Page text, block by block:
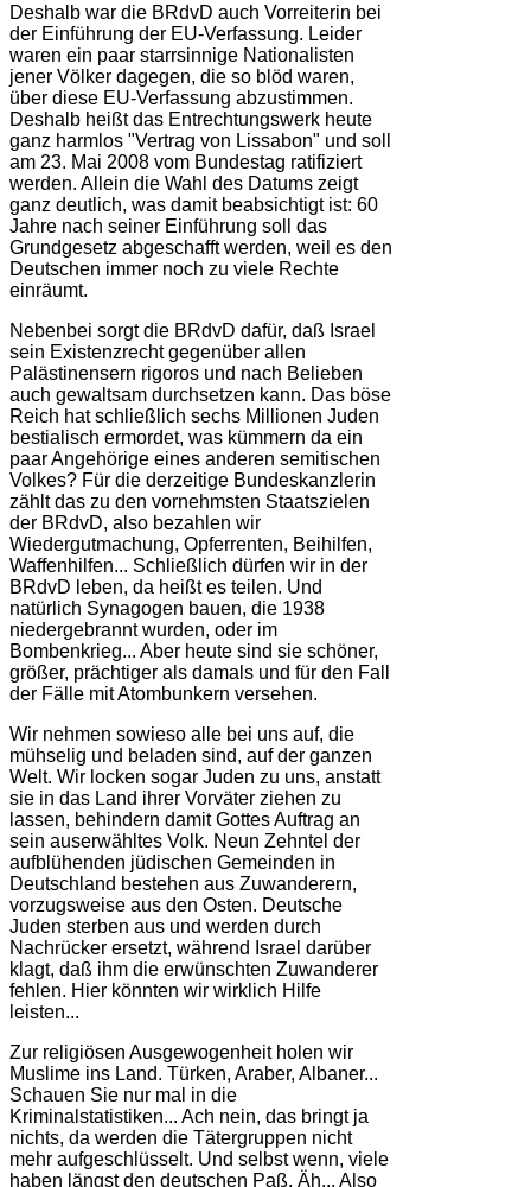
Deshalb war die BRdvD auch Vorreiterin bei
der Einführung der EU-Verfassung. Leider
waren ein paar starrsinnige Nationalisten
jener Völker dagegen, die so blöd waren,
über diese EU-Verfassung abzustimmen.
Deshalb heißt das Entrechtungswerk heute
ganz harmlos "Vertrag von Lissabon" und soll
am 23. Mai 2008 vom Bundestag ratifiziert
werden. Allein die Wahl des Datums zeigt
ganz deutlich, was damit beabsichtigt ist: 60
Jahre nach seiner Einführung soll das
Grundgesetz abgeschafft werden, weil es den
Deutschen immer noch zu viele Rechte
einräumt.
Nebenbei sorgt die BRdvD dafür, daß Israel
sein Existenzrecht gegenüber allen
Palästinensern rigoros und nach Belieben
auch gewaltsam durchsetzen kann. Das böse
Reich hat schließlich sechs Millionen Juden
bestialisch ermordet, was kümmern da ein
paar Angehörige eines anderen semitischen
Volkes? Für die derzeitige Bundeskanzlerin
zählt das zu den vornehmsten Staatszielen
der BRdvD, also bezahlen wir
Wiedergutmachung, Opferrenten, Beihilfen,
Waffenhilfen... Schließlich dürfen wir in der
BRdvD leben, da heißt es teilen. Und
natürlich Synagogen bauen, die 1938
niedergebrannt wurden, oder im
Bombenkrieg... Aber heute sind sie schöner,
größer, prächtiger als damals und für den Fall
der Fälle mit Atombunkern versehen.
Wir nehmen sowieso alle bei uns auf, die
mühselig und beladen sind, auf der ganzen
Welt. Wir locken sogar Juden zu uns, anstatt
sie in das Land ihrer Vorväter ziehen zu
lassen, behindern damit Gottes Auftrag an
sein auserwähltes Volk. Neun Zehntel der
aufblühenden jüdischen Gemeinden in
Deutschland bestehen aus Zuwanderern,
vorzugsweise aus den Osten. Deutsche
Juden sterben aus und werden durch
Nachrücker ersetzt, während Israel darüber
klagt, daß ihm die erwünschten Zuwanderer
fehlen. Hier könnten wir wirklich Hilfe
leisten...
Zur religiösen Ausgewogenheit holen wir
Muslime ins Land. Türken, Araber, Albaner...
Schauen Sie nur mal in die
Kriminalstatistiken... Ach nein, das bringt ja
nichts, da werden die Tätergruppen nicht
mehr aufgeschlüsselt. Und selbst wenn, viele
haben längst den deutschen Paß. Äh... Also